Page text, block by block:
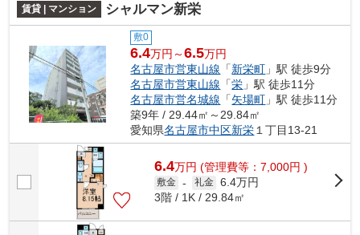
賃貸 | マンション シャルマン新栄
敷0
6.4万円～6.5万円
名古屋市営東山線 「新栄町 」駅 徒歩9分
名古屋市営東山線 「栄 」駅 徒歩11分
名古屋市営名城線 「矢場町 」駅 徒歩11分
築9年 / 29.44㎡～29.84㎡
愛知県名古屋市中区新栄 １丁目13-21
6.4万円 (管理費等：7,000円 )
敷金 - 礼金 6.4万円
3階 / 1K / 29.84㎡